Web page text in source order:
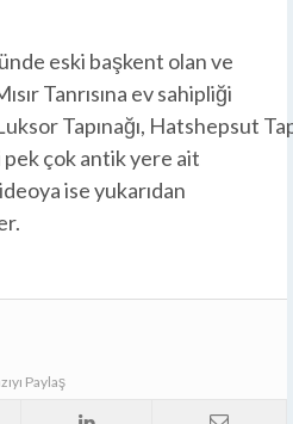
eski başkent olan ve
Tanrısına ev sahipliği
Tapınağı, Hatshepsut
çok antik yere ait
ise yukarıdan
Paylaş